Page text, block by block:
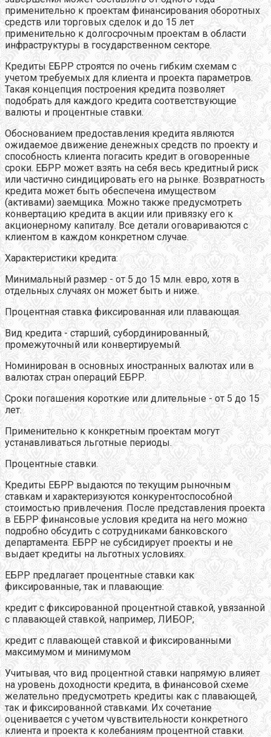
применительно к проектам финансирования оборотных
средств или торговых сделок и до 15 лет
применительно к долгосрочным проектам в области
инфраструктуры в государственном секторе.
Кредиты ЕБРР строятся по очень гибким схемам с
учетом требуемых для клиента и проекта параметров.
Такая концепция построения кредита позволяет
подобрать для каждого кредита соответствующие
валюты и процентные ставки.
Обоснованием предоставления кредита являются
ожидаемое движение денежных средств по проекту и
способность клиента погасить кредит в оговоренные
сроки. ЕБРР может взять на себя весь кредитный риск
или частично синдицировать его на рынке. Возвратность
кредита может быть обеспечена имуществом
(активами) заемщика. Можно также предусмотреть
конвертацию кредита в акции или привязку его к
акционерному капиталу. Все детали оговариваются с
клиентом в каждом конкретном случае.
Характеристики кредита:
Минимальный размер - от 5 до 15 млн. евро, хотя в
отдельных случаях он может быть и ниже.
Процентная ставка фиксированная или плавающая.
Вид кредита - старший, субординированный,
промежуточный или конвертируемый.
Номинирован в основных иностранных валютах или в
валютах стран операций ЕБРР.
Сроки погашения короткие или длительные - от 5 до 15
лет.
Применительно к конкретным проектам могут
устанавливаться льготные периоды.
Процентные ставки.
Кредиты ЕБРР выдаются по текущим рыночным
ставкам и характеризуются конкурентоспособной
стоимостью привлечения. После представления проекта
в ЕБРР финансовые условия кредита на него можно
подробно обсудить с сотрудниками банковского
департамента. ЕБРР не субсидирует проекты и не
выдает кредиты на льготных условиях.
ЕБРР предлагает процентные ставки как
фиксированные, так и плавающие:
кредит с фиксированной процентной ставкой, увязанной
с плавающей ставкой, например, ЛИБОР;
кредит с плавающей ставкой и фиксированными
максимумом и минимумом
Учитывая, что вид процентной ставки напрямую влияет
на уровень доходности кредита, в финансовой схеме
желательно предусмотреть кредиты как с плавающей,
так и фиксированной ставками. Их сочетание
оценивается с учетом чувствительности конкретного
клиента и проекта к колебаниям процентной ставки.